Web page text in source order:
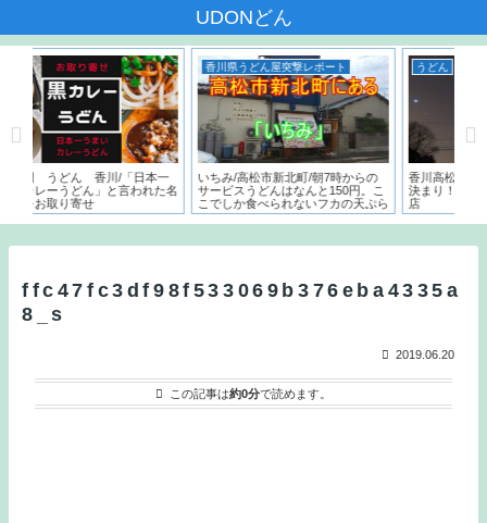
UDONどん
/「日本一
と言われた名
香川県うどん屋突撃レポート
いちみ/高松市新北町/朝7時からの
サービスうどんはなんと150円。こ
こでしか食べられないフカの天ぷら
とは？？
うどん
香川高松の飲んだ後の〆はうど
決まり！営業時間が遅いうどん
店
ffc47fc3df98f533069b376eba4335a
8_s
2019.06.20
この記事は約0分で読めます。